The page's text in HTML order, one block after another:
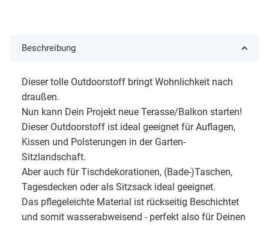
Beschreibung
Dieser tolle Outdoorstoff bringt Wohnlichkeit nach
draußen.
Nun kann Dein Projekt neue Terasse/Balkon starten!
Dieser Outdoorstoff ist ideal geeignet für Auflagen,
Kissen und Polsterungen in der Garten-
Sitzlandschaft.
Aber auch für Tischdekorationen, (Bade-)Taschen,
Tagesdecken oder als Sitzsack ideal geeignet.
Das pflegeleichte Material ist rückseitig Beschichtet
und somit wasserabweisend - perfekt also für Deinen